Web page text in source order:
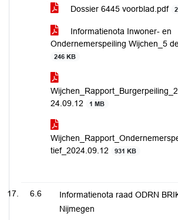
Dossier 6445 voorblad.pdf
Informatienota Inwoner- en
Ondernemerspeiling Wijchen_5
246 KB
24.09.12
1 MB
tief_2024.09.12
931 KB
6.6
Informatienota raad ODRN
Nijmegen